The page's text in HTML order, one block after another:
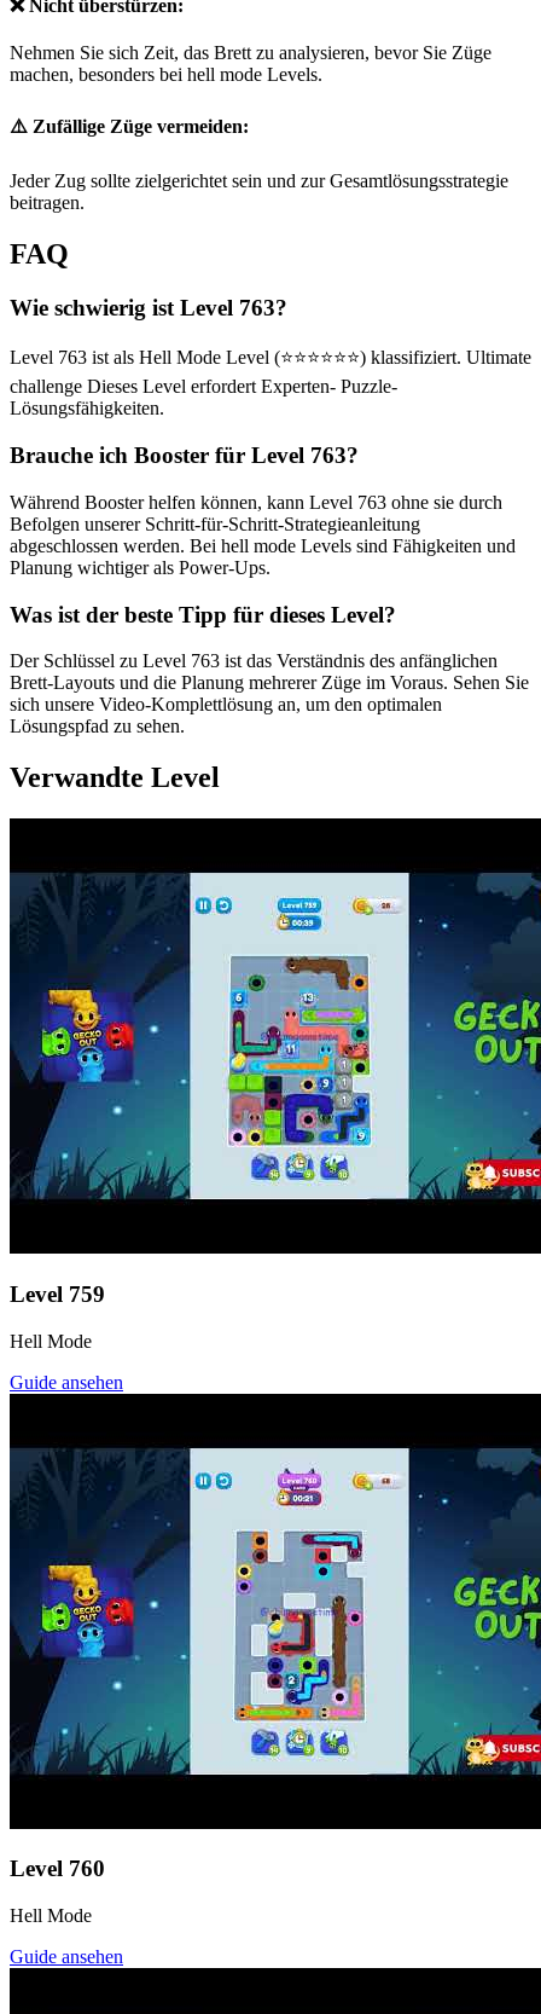
❌ Nicht überstürzen:
Nehmen Sie sich Zeit, das Brett zu analysieren, bevor Sie Züge
machen, besonders bei hell mode Levels.
⚠️ Zufällige Züge vermeiden:
Jeder Zug sollte zielgerichtet sein und zur Gesamtlösungsstrategie
beitragen.
FAQ
Wie schwierig ist Level 763?
Level 763 ist als Hell Mode Level (⭐⭐⭐⭐⭐⭐) klassifiziert. Ultimate
challenge Dieses Level erfordert Experten- Puzzle-
Lösungsfähigkeiten.
Brauche ich Booster für Level 763?
Während Booster helfen können, kann Level 763 ohne sie durch
Befolgen unserer Schritt-für-Schritt-Strategieanleitung
abgeschlossen werden. Bei hell mode Levels sind Fähigkeiten und
Planung wichtiger als Power-Ups.
Was ist der beste Tipp für dieses Level?
Der Schlüssel zu Level 763 ist das Verständnis des anfänglichen
Brett-Layouts und die Planung mehrerer Züge im Voraus. Sehen Sie
sich unsere Video-Komplettlösung an, um den optimalen
Lösungspfad zu sehen.
Verwandte Level
Level 759
Hell Mode
Guide ansehen
Level 760
Hell Mode
Guide ansehen